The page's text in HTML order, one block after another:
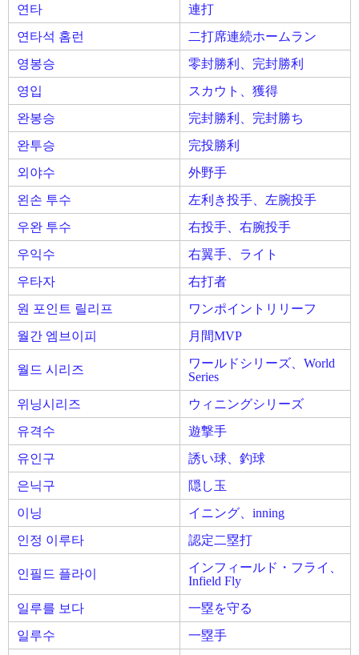
연타
連打
연타석 홈런
二打席連続ホームラン
영봉승
零封勝利、完封勝利
영입
スカウト、獲得
완봉승
完封勝利、完封勝ち
완투승
完投勝利
외야수
外野手
왼손 투수
左利き投手、左腕投手
우완 투수
右投手、右腕投手
우익수
右翼手、ライト
우타자
右打者
원 포인트 릴리프
ワンポイントリリーフ
월간 엠브이피
月間MVP
월드 시리즈
ワールドシリーズ、World
Series
위닝시리즈
ウィニングシリーズ
유격수
遊撃手
유인구
誘い球、釣球
은닉구
隠し玉
이닝
イニング、inning
인정 이루타
認定二塁打
인필드 플라이
インフィールド・フライ、
Infield Fly
일루를 보다
一塁を守る
일루수
一塁手